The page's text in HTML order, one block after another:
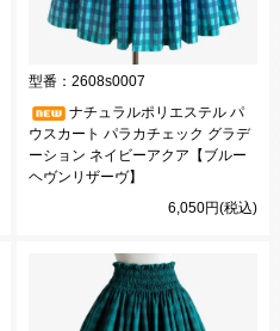
型番： 2608s0007
ナチュラルポリエステル パ
ウスカート パラカチェック グラデ
ーション ネイビーアクア【ブルー
ヘヴンリザーヴ】
6,050円(税込)